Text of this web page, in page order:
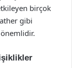
birçok
gibi